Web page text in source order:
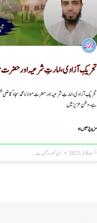
تحریکِ آزادی، امارتِ شرعیہ اور حضرت
تحریکِ آزادی، امارتِ شرعیہ اور حضرت مولانا محمد سجادؒ قاضی
ہے، وطنِ عزیز میں
مزید پڑھیں »
اگست 14, 2025 کوئی تبصرہ نہیں ہے۔